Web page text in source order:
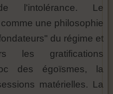
l'intolérance. Le
une philosophie
du régime et
les gratifications
des égoïsmes, la
matérielles. La